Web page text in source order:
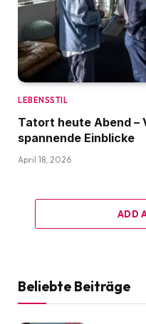
LEBENSSTIL
Tatort heute Abend –
spannende Einblicke
April 18, 2026
ADD
Beliebte Beiträge